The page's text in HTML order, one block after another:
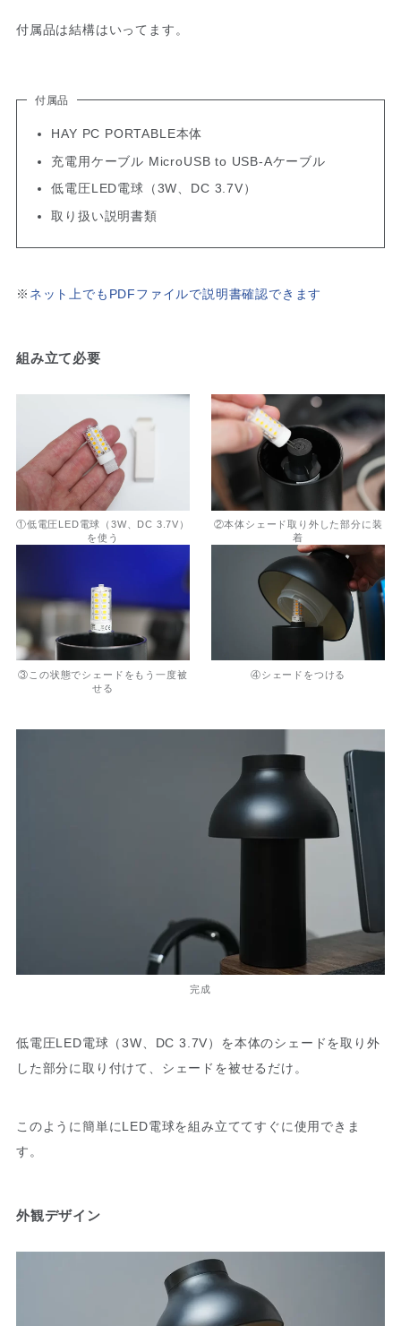
付属品は結構はいってます。
付属品
HAY PC PORTABLE本体
充電用ケーブル MicroUSB to USB-Aケーブル
低電圧LED電球（3W、DC 3.7V）
取り扱い説明書類
※ ネット上でもPDFファイルで説明書確認できます
組み立て必要
①低電圧LED電球（3W、DC 3.7V）
を使う
②本体シェード取り外した部分に装
着
③この状態でシェードをもう一度被
せる
④シェードをつける
完成
低電圧LED電球（3W、DC 3.7V）を本体のシェードを取り外
した部分に取り付けて、シェードを被せるだけ。
このように簡単にLED電球を組み立ててすぐに使用できま
す。
外観デザイン